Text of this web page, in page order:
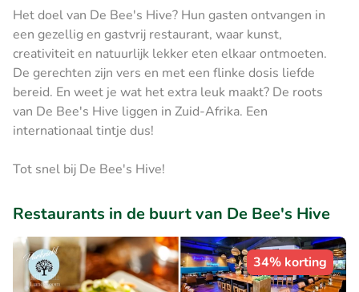
Het doel van De Bee's Hive? Hun gasten ontvangen in
een gezellig en gastvrij restaurant, waar kunst,
creativiteit en natuurlijk lekker eten elkaar ontmoeten.
De gerechten zijn vers en met een flinke dosis liefde
bereid. En weet je wat het extra leuk maakt? De roots
van De Bee's Hive liggen in Zuid-Afrika. Een
internationaal tintje dus!
Tot snel bij De Bee's Hive!
Restaurants in de buurt van De Bee's Hive
34% korting